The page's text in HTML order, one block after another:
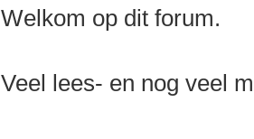
Welkom op dit forum.
Veel lees- en nog veel